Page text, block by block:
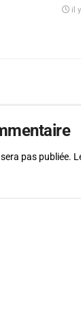
il
pas publiée.